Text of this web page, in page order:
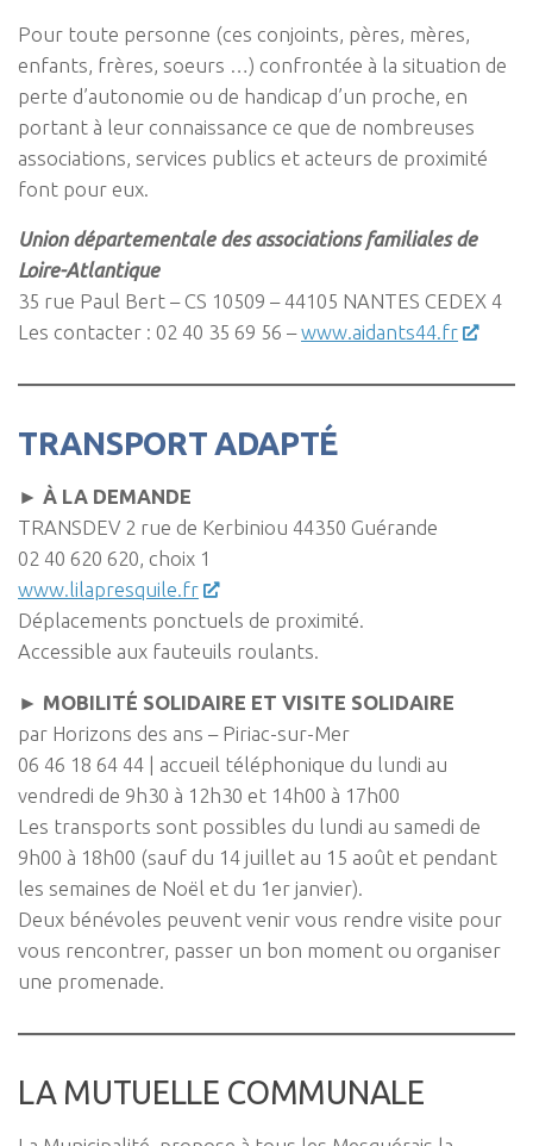
Pour toute personne (ces conjoints, pères, mères,
enfants, frères, soeurs …) confrontée à la situation de
perte d’autonomie ou de handicap d’un proche, en
portant à leur connaissance ce que de nombreuses
associations, services publics et acteurs de proximité
font pour eux.
Union départementale des associations familiales de
Loire-Atlantique
35 rue Paul Bert – CS 10509 – 44105 NANTES CEDEX 4
Les contacter : 02 40 35 69 56 –www.aidants44.fr
TRANSPORT ADAPTÉ
► À LA DEMANDE
TRANSDEV 2 rue de Kerbiniou 44350 Guérande
02 40 620 620, choix 1
www.lilapresquile.fr
Déplacements ponctuels de proximité.
Accessible aux fauteuils roulants.
► MOBILITÉ SOLIDAIRE ET VISITE SOLIDAIRE
par Horizons des ans – Piriac-sur-Mer
06 46 18 64 44 | accueil téléphonique du lundi au
vendredi de 9h30 à 12h30 et 14h00 à 17h00
Les transports sont possibles du lundi au samedi de
9h00 à 18h00 (sauf du 14 juillet au 15 août et pendant
les semaines de Noël et du 1er janvier).
Deux bénévoles peuvent venir vous rendre visite pour
vous rencontrer, passer un bon moment ou organiser
une promenade.
LA MUTUELLE COMMUNALE